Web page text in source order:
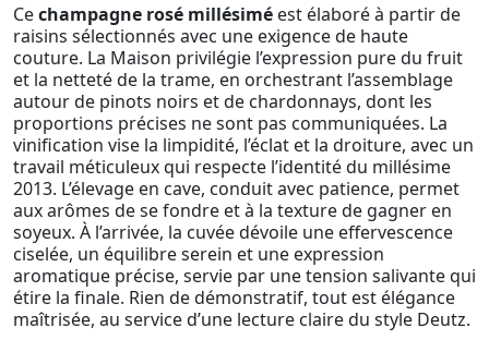
Cechampagne rosé millésimé est élaboré à partir de
raisins sélectionnés avec une exigence de haute
couture. La Maison privilégie l’expression pure du fruit
et la netteté de la trame, en orchestrant l’assemblage
autour de pinots noirs et de chardonnays, dont les
proportions précises ne sont pas communiquées. La
vinification vise la limpidité, l’éclat et la droiture, avec un
travail méticuleux qui respecte l’identité du millésime
2013. L’élevage en cave, conduit avec patience, permet
aux arômes de se fondre et à la texture de gagner en
soyeux. À l’arrivée, la cuvée dévoile une effervescence
ciselée, un équilibre serein et une expression
aromatique précise, servie par une tension salivante qui
étire la finale. Rien de démonstratif, tout est élégance
maîtrisée, au service d’une lecture claire du style Deutz.